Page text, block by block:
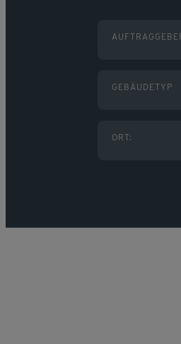
GEBÄUDETYP
ORT: